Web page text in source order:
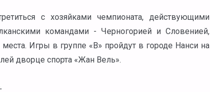
с хозяйками чемпионата, действующими
командами - Черногорией и Словенией,
Игры в группе «В» пройдут в городе Нанси на
дворце спорта «Жан Вель».